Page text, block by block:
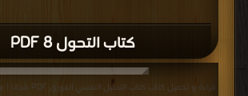
كتاب التحول 8 PDF
قراءة و تحميل كتاب كتاب التحليل النفسي الفوري PDF مجانا | مكتبة >